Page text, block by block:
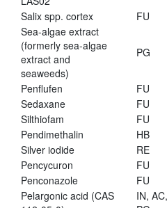
Salix spp. cortex FU
Sea-algae extract
(formerly sea-algae
extract and
seaweeds)
PG
Penflufen FU
Sedaxane
FU
Silthiofam
FU
Pendimethalin
HB
Silver iodide
RE
Pencycuron
FU
Penconazole
FU
Pelargonic acid (CAS
IN,